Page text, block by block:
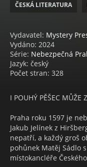
ČESKÁ LITERATURA
Vydavatel: Mystery
Vydáno: 2024
Série: Nebezpečná
Jazyk: český
Počet stran: 328
I POUHÝ PĚŠEC MŮŽE
Praha roku 1597 je
Jakub Jelínek z
nepatří, a každý groš
pohůnek Matěj Sádlo
místokancléře